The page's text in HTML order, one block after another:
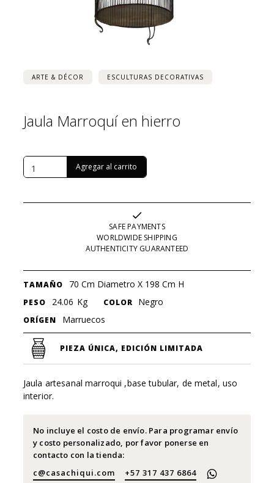
ARTE & DÉCOR ESCULTURAS DECORATIVAS
Jaula Marroquí en hierro
SAFE PAYMENTS
WORLDWIDE SHIPPING
AUTHENTICITY GUARANTEED
TAMAÑO 70 Cm Diametro X 198 Cm H
PESO 24.06 Kg COLOR Negro
ORÍGEN Marruecos
PIEZA ÚNICA, EDICIÓN LIMITADA
Jaula artesanal marroqui ,base tubular, de metal, uso
interior.
No incluye el costo de envío. Para programar envío
y costo personalizado, por favor ponerse en
contacto con la tienda:
c@casachiqui.com
+57 317 437 6864